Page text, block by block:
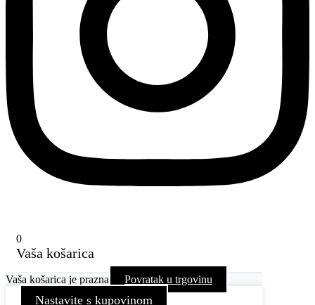
0
Vaša košarica
Vaša košarica je prazna Povratak u trgovinu
Nastavite s kupovinom